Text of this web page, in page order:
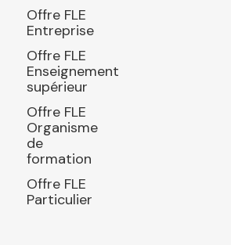
Offre FLE
Entreprise
Offre FLE
Enseignement
supérieur
Offre FLE
Organisme
de
formation
Offre FLE
Particulier